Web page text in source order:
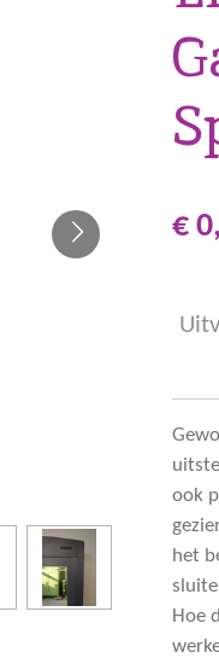
€
ook
het
Hoe